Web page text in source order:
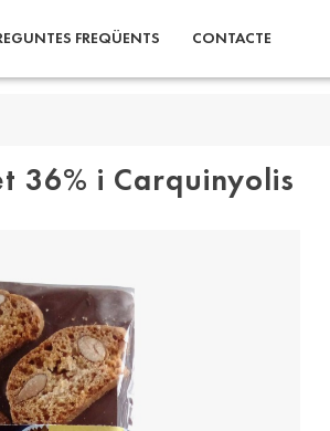
FREQÜENTS CONTACTE
36% i Carquinyolis